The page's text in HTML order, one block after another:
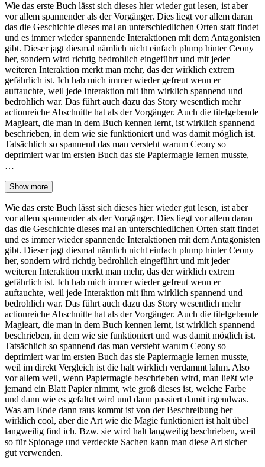
Wie das erste Buch lässt sich dieses hier wieder gut lesen, ist aber
vor allem spannender als der Vorgänger. Dies liegt vor allem daran
das die Geschichte dieses mal an unterschiedlichen Orten statt findet
und es immer wieder spannende Interaktionen mit dem Antagonisten
gibt. Dieser jagt diesmal nämlich nicht einfach plump hinter Ceony
her, sondern wird richtig bedrohlich eingeführt und mit jeder
weiteren Interaktion merkt man mehr, das der wirklich extrem
gefährlich ist. Ich hab mich immer wieder gefreut wenn er
auftauchte, weil jede Interaktion mit ihm wirklich spannend und
bedrohlich war. Das führt auch dazu das Story wesentlich mehr
actionreiche Abschnitte hat als der Vorgänger. Auch die titelgebende
Magieart, die man in dem Buch kennen lernt, ist wirklich spannend
beschrieben, in dem wie sie funktioniert und was damit möglich ist.
Tatsächlich so spannend das man versteht warum Ceony so
deprimiert war im ersten Buch das sie Papiermagie lernen musste,
…
Show more
Wie das erste Buch lässt sich dieses hier wieder gut lesen, ist aber
vor allem spannender als der Vorgänger. Dies liegt vor allem daran
das die Geschichte dieses mal an unterschiedlichen Orten statt findet
und es immer wieder spannende Interaktionen mit dem Antagonisten
gibt. Dieser jagt diesmal nämlich nicht einfach plump hinter Ceony
her, sondern wird richtig bedrohlich eingeführt und mit jeder
weiteren Interaktion merkt man mehr, das der wirklich extrem
gefährlich ist. Ich hab mich immer wieder gefreut wenn er
auftauchte, weil jede Interaktion mit ihm wirklich spannend und
bedrohlich war. Das führt auch dazu das Story wesentlich mehr
actionreiche Abschnitte hat als der Vorgänger. Auch die titelgebende
Magieart, die man in dem Buch kennen lernt, ist wirklich spannend
beschrieben, in dem wie sie funktioniert und was damit möglich ist.
Tatsächlich so spannend das man versteht warum Ceony so
deprimiert war im ersten Buch das sie Papiermagie lernen musste,
weil im direkt Vergleich ist die halt wirklich verdammt lahm. Also
vor allem weil, wenn Papiermagie beschrieben wird, man ließt wie
jemand ein Blatt Papier nimmt, wie groß dieses ist, welche Farbe
und dann wie es gefaltet wird und dann passiert damit irgendwas.
Was am Ende dann raus kommt ist von der Beschreibung her
wirklich cool, aber die Art wie die Magie funktioniert ist halt übel
langweilig find ich. Bzw. sie wird halt langweilig beschrieben, weil
so für Spionage und verdeckte Sachen kann man diese Art sicher
gut verwenden.